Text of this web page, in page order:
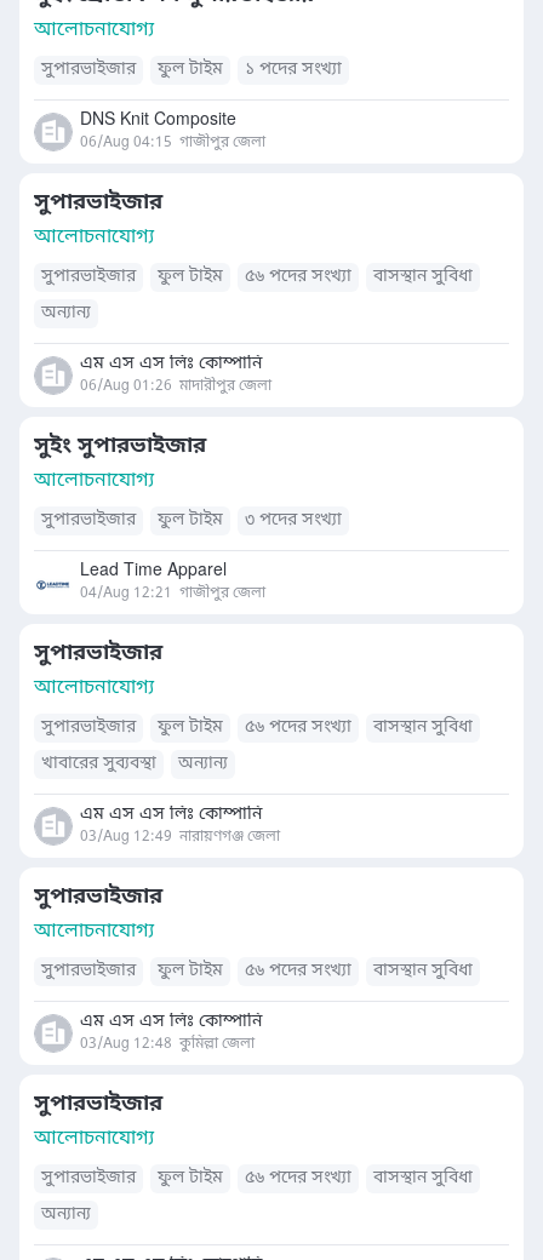
আলোচনাযোগ্য
সুপারভাইজার ফুল টাইম ১ পদের সংখ্যা
DNS Knit Composite
06/Aug 04:15 গাজীপুর জেলা
সুপারভাইজার
আলোচনাযোগ্য
সুপারভাইজার ফুল টাইম ৫৬ পদের সংখ্যা
বাসস্থান সুবিধা
অন্যান্য
এম এস এস লিঃ কোম্পানি
06/Aug 01:26 মাদারীপুর জেলা
সুইং সুপারভাইজার
আলোচনাযোগ্য
সুপারভাইজার ফুল টাইম ৩ পদের সংখ্যা
Lead Time Apparel
04/Aug 12:21 গাজীপুর জেলা
সুপারভাইজার
আলোচনাযোগ্য
সুপারভাইজার ফুল টাইম ৫৬ পদের সংখ্যা
বাসস্থান সুবিধা
খাবারের সুব্যবস্থা
অন্যান্য
এম এস এস লিঃ কোম্পানি
03/Aug 12:49 নারায়ণগঞ্জ জেলা
সুপারভাইজার
আলোচনাযোগ্য
সুপারভাইজার ফুল টাইম ৫৬ পদের সংখ্যা বাসস্থান সুবিধা
এম এস এস লিঃ কোম্পানি
03/Aug 12:48 কুমিল্লা জেলা
সুপারভাইজার
আলোচনাযোগ্য
সুপারভাইজার ফুল টাইম ৫৬ পদের সংখ্যা
বাসস্থান সুবিধা
অন্যান্য